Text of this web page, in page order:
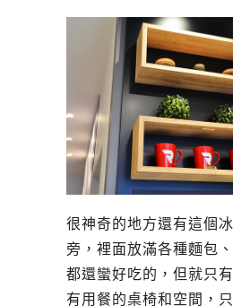
很神奇的地方還有這個
旁，裡面放滿各種麵包
都還蠻好吃的，但就只
有用餐的桌椅和空間，